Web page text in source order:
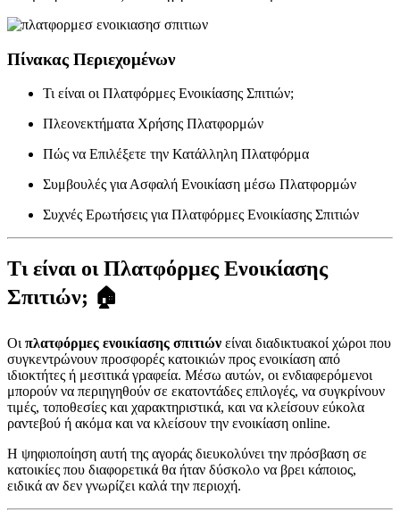
Πίνακας Περιεχομένων
Τι είναι οι Πλατφόρμες Ενοικίασης Σπιτιών;
Πλεονεκτήματα Χρήσης Πλατφορμών
Πώς να Επιλέξετε την Κατάλληλη Πλατφόρμα
Συμβουλές για Ασφαλή Ενοικίαση μέσω Πλατφορμών
Συχνές Ερωτήσεις για Πλατφόρμες Ενοικίασης Σπιτιών
Τι είναι οι Πλατφόρμες Ενοικίασης
Σπιτιών; 🏠
Οι πλατφόρμες ενοικίασης σπιτιών είναι διαδικτυακοί χώροι που
συγκεντρώνουν προσφορές κατοικιών προς ενοικίαση από
ιδιοκτήτες ή μεσιτικά γραφεία. Μέσω αυτών, οι ενδιαφερόμενοι
μπορούν να περιηγηθούν σε εκατοντάδες επιλογές, να συγκρίνουν
τιμές, τοποθεσίες και χαρακτηριστικά, και να κλείσουν εύκολα
ραντεβού ή ακόμα και να κλείσουν την ενοικίαση online.
Η ψηφιοποίηση αυτή της αγοράς διευκολύνει την πρόσβαση σε
κατοικίες που διαφορετικά θα ήταν δύσκολο να βρει κάποιος,
ειδικά αν δεν γνωρίζει καλά την περιοχή.